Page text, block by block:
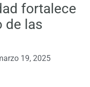
fortalece
de las
19, 2025